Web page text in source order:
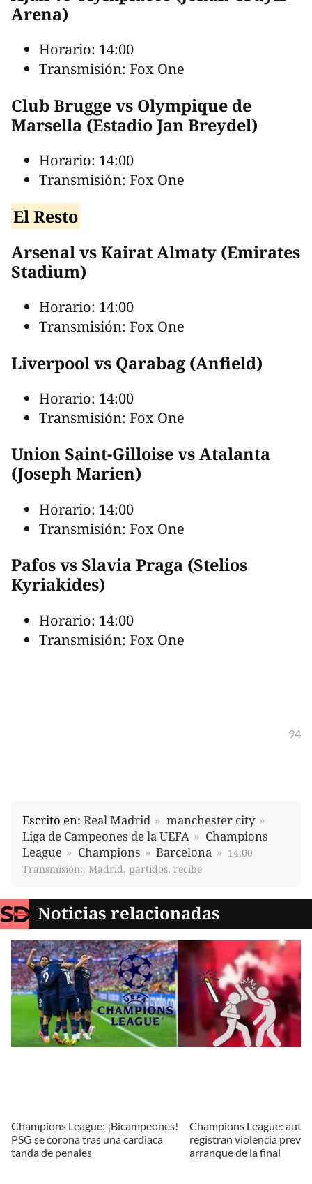
Arena)
Horario: 14:00
Transmisión: Fox One
Club Brugge vs Olympique de
Marsella (Estadio Jan Breydel)
Horario: 14:00
Transmisión: Fox One
El Resto
Arsenal vs Kairat Almaty (Emirates
Stadium)
Horario: 14:00
Transmisión: Fox One
Liverpool vs Qarabag (Anfield)
Horario: 14:00
Transmisión: Fox One
Union Saint-Gilloise vs Atalanta
(Joseph Marien)
Horario: 14:00
Transmisión: Fox One
Pafos vs Slavia Praga (Stelios
Kyriakides)
Horario: 14:00
Transmisión: Fox One
94
Escrito en: Real Madrid
manchester city
Liga de Campeones de la UEFA
Champions
League
Champions Barcelona
14:00
Transmisión:, Madrid, partidos, recibe
Noticias relacionadas
Champions League: ¡Bicampeones!
PSG se corona tras una cardiaca
tanda de penales
Champions League:
registran violencia previo
arranque de la final